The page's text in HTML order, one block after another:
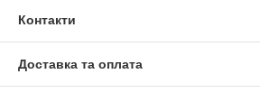
Контакти
Доставка та оплата